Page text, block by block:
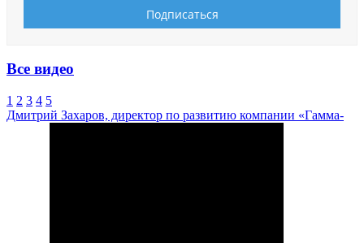
Все видео
1 2 3 4 5
Дмитрий Захаров, директор по развитию компании «Гамма-